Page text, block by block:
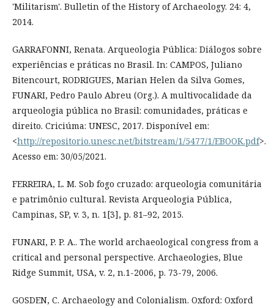
'Militarism'. Bulletin of the History of Archaeology. 24: 4,
2014.
GARRAFONNI, Renata. Arqueologia Pública: Diálogos sobre
experiências e práticas no Brasil. In: CAMPOS, Juliano
Bitencourt, RODRIGUES, Marian Helen da Silva Gomes,
FUNARI, Pedro Paulo Abreu (Org.). A multivocalidade da
arqueologia pública no Brasil: comunidades, práticas e
direito. Criciúma: UNESC, 2017. Disponível em:
<http://repositorio.unesc.net/bitstream/1/5477/1/EBOOK.pdf>.
Acesso em: 30/05/2021.
FERREIRA, L. M. Sob fogo cruzado: arqueologia comunitária
e patrimônio cultural. Revista Arqueologia Pública,
Campinas, SP, v. 3, n. 1[3], p. 81–92, 2015.
FUNARI, P. P. A.. The world archaeological congress from a
critical and personal perspective. Archaeologies, Blue
Ridge Summit, USA, v. 2, n.1-2006, p. 73-79, 2006.
GOSDEN, C. Archaeology and Colonialism. Oxford: Oxford